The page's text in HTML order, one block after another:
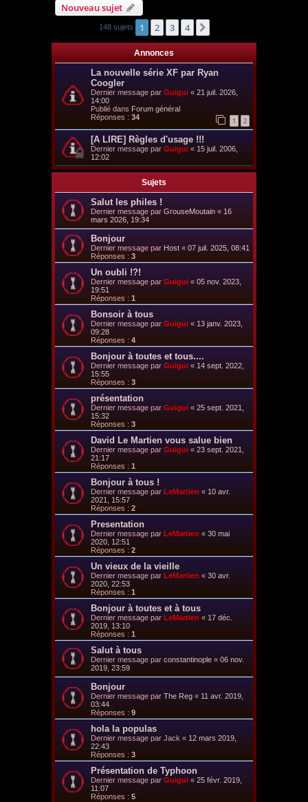
Nouveau sujet
148 sujets 1 2 3 4
Annonces
La nouvelle série XF par Ryan
Coogler
Dernier message par Guigui « 21 juil. 2026,
14:00
Publié dans Forum général
Réponses : 34 1 2
[A LIRE] Règles d'usage !!!
Dernier message par Guigui « 15 juil. 2006,
12:02
Sujets
Salut les philes !
Dernier message par GrouseMoutain « 16
mars 2026, 19:34
Bonjour
Dernier message par Host « 07 juil. 2025, 08:41
Réponses : 3
Un oubli !?!
Dernier message par Guigui « 05 nov. 2023,
19:51
Réponses : 1
Bonsoir à tous
Dernier message par Guigui « 13 janv. 2023,
09:28
Réponses : 4
Bonjour à toutes et tous....
Dernier message par Guigui « 14 sept. 2022,
15:55
Réponses : 3
présentation
Dernier message par Guigui « 25 sept. 2021,
15:32
Réponses : 3
David Le Martien vous salue bien
Dernier message par Guigui « 23 sept. 2021,
21:17
Réponses : 1
Bonjour à tous !
Dernier message par LeMartien « 10 avr.
2021, 15:57
Réponses : 2
Presentation
Dernier message par LeMartien « 30 mai
2020, 12:51
Réponses : 2
Un vieux de la vieille
Dernier message par LeMartien « 30 avr.
2020, 22:53
Réponses : 1
Bonjour à toutes et à tous
Dernier message par LeMartien « 17 déc.
2019, 13:10
Réponses : 1
Salut à tous
Dernier message par constantinople « 06 nov.
2019, 23:59
Bonjour
Dernier message par The Reg « 11 avr. 2019,
03:44
Réponses : 9
hola la populas
Dernier message par Jack « 12 mars 2019,
22:43
Réponses : 3
Présentation de Typhoon
Dernier message par Guigui « 25 févr. 2019,
11:07
Réponses : 5